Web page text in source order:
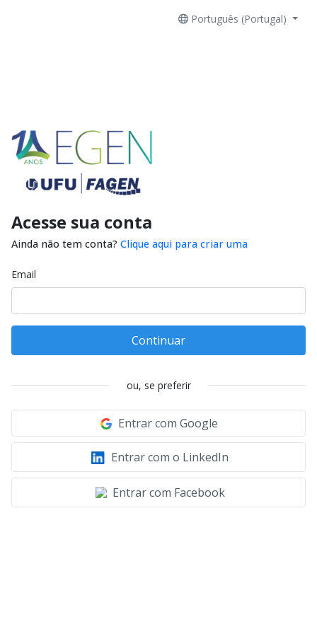
Português (Portugal)
Acesse sua conta
Ainda não tem conta? Clique aqui para criar uma
Email
Continuar
ou, se preferir
Entrar com Google
Entrar com o LinkedIn
Entrar com Facebook